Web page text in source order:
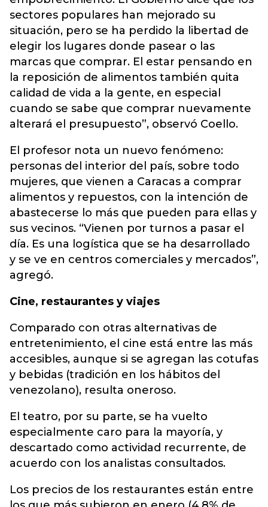
sectores populares han mejorado su
situación, pero se ha perdido la libertad de
elegir los lugares donde pasear o las
marcas que comprar. El estar pensando en
la reposición de alimentos también quita
calidad de vida a la gente, en especial
cuando se sabe que comprar nuevamente
alterará el presupuesto”, observó Coello.
El profesor nota un nuevo fenómeno:
personas del interior del país, sobre todo
mujeres, que vienen a Caracas a comprar
alimentos y repuestos, con la intención de
abastecerse lo más que pueden para ellas y
sus vecinos. “Vienen por turnos a pasar el
día. Es una logística que se ha desarrollado
y se ve en centros comerciales y mercados”,
agregó.
Cine, restaurantes y viajes
Comparado con otras alternativas de
entretenimiento, el cine está entre las más
accesibles, aunque si se agregan las cotufas
y bebidas (tradición en los hábitos del
venezolano), resulta oneroso.
El teatro, por su parte, se ha vuelto
especialmente caro para la mayoría, y
descartado como actividad recurrente, de
acuerdo con los analistas consultados.
Los precios de los restaurantes están entre